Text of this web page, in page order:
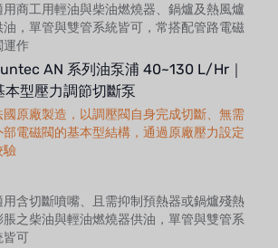
用商工用輕油與柴油燃燒器、鍋爐及熱風爐
油，單管與雙管系統皆可，常搭配管路電磁
運作
AN 系列油泵浦 40~130 L/Hr｜
本型壓力調節切斷泵
國原廠製造，以調壓閥自身完成切斷、無需
部電磁閥的基本型結構，通過原廠壓力設定
驗
用含切斷噴嘴、且需抑制預熱器或鍋爐殘熱
脹之柴油與輕油燃燒器供油，單管與雙管系
皆可